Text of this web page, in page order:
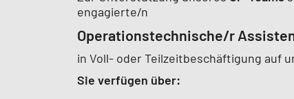
engagierte/n
Operationstechnische/r
in Voll- oder Teilzeitbeschäftigung auf
Sie verfügen über: